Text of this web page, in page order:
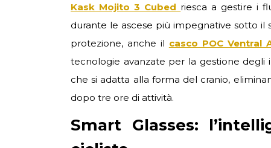
Kask Mojito 3 Cubed riesca a gestire i
durante le ascese più impegnative sotto
protezione, anche il casco POC Ventral
tecnologie avanzate per la gestione
che si adatta alla forma del cranio,
dopo tre ore di attività.
Smart Glasses: